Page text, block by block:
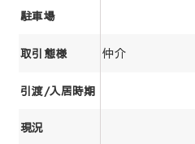
駐車場
取引態様 仲介
引渡/入居時期
現況